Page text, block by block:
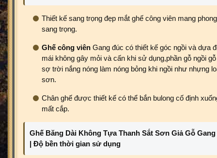
Thiết kế sang trọng đẹp mắt ghế công viên mang
sang trọng.
Ghế công viên Gang đúc có thiết kế góc ngồi và dựa
mái không gây mỏi và cấn khi sử dụng,phần gỗ ngồi
sợ trời nắng nóng làm nóng bỏng khi ngồi như nhựng
sơn.
Chân ghế được thiết kế có thể bắn bulong cố định
mất cắp.
Ghế Băng Dài Không Tựa Thanh Sắt Sơn Giả Gỗ
| Độ bền thời gian sử dụng